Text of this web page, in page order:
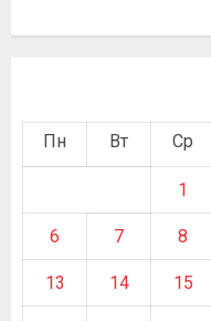
Пн Вт Ср
1
6 7 8
13 14 15